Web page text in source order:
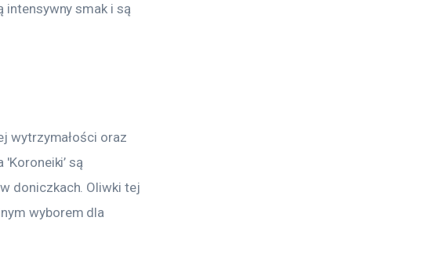
intensywny smak i są
wytrzymałości oraz
są
doniczkach. Oliwki tej
wyborem dla